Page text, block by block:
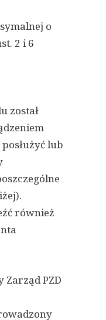
o
2 i 6
został
lub
również
Zarząd PZD